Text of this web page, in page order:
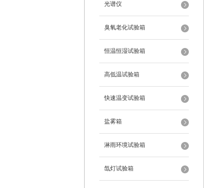
光谱仪
臭氧老化试验箱
恒温恒湿试验箱
高低温试验箱
快速温变试验箱
盐雾箱
淋雨环境试验箱
氙灯试验箱